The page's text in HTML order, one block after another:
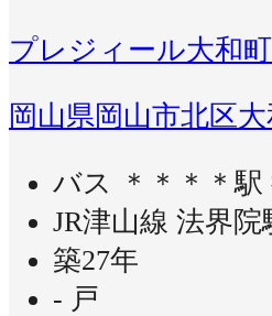
プレジィール大和町
岡山県岡山市北区
バス ＊＊＊＊駅
JR津山線 法界院
築27年
- 戸